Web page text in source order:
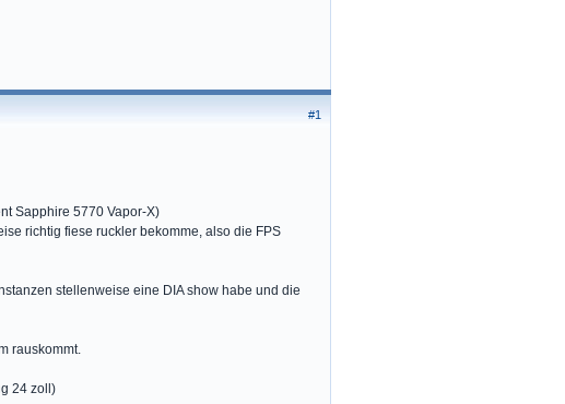
#1
Sapphire 5770 Vapor-X)
richtig fiese ruckler bekomme, also die FPS
stellenweise eine DIA show habe und die
rauskommt.
24 zoll)